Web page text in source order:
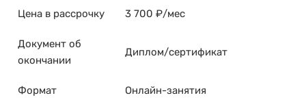
Цена в рассрочку 3 700 ₽/мес
Документ об
окончании
Диплом/сертификат
Формат Онлайн-занятия